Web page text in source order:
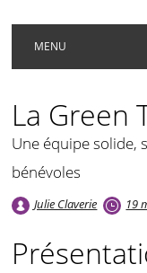
Main menu
MENU
La Green
Une équipe solide,
bénévoles
Julie Claverie 19